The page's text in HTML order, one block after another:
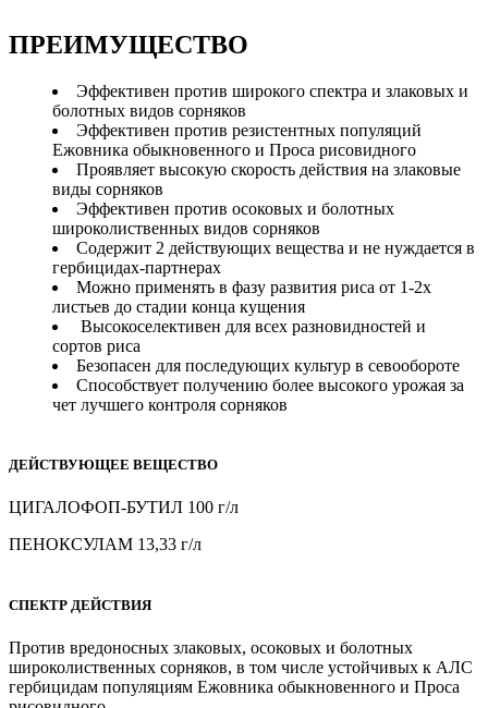
ПРЕИМУЩЕСТВО
Эффективен против широкого спектра и злаковых и
болотных видов сорняков
Эффективен против резистентных популяций
Ежовника обыкновенного и Проса рисовидного
Проявляет высокую скорость действия на злаковые
виды сорняков
Эффективен против осоковых и болотных
широколиственных видов сорняков
Содержит 2 действующих вещества и не нуждается в
гербицидах-партнерах
Можно применять в фазу развития риса от 1-2х
листьев до стадии конца кущения
Высокоселективен для всех разновидностей и
сортов риса
Безопасен для последующих культур в севообороте
Способствует получению более высокого урожая за
чет лучшего контроля сорняков
ДЕЙСТВУЮЩЕЕ ВЕЩЕСТВО
ЦИГАЛОФОП-БУТИЛ 100 г/л
ПЕНОКСУЛАМ 13,33 г/л
СПЕКТР ДЕЙСТВИЯ
Против вредоносных злаковых, осоковых и болотных
широколиственных сорняков, в том числе устойчивых к АЛС
гербицидам популяциям Ежовника обыкновенного и Проса